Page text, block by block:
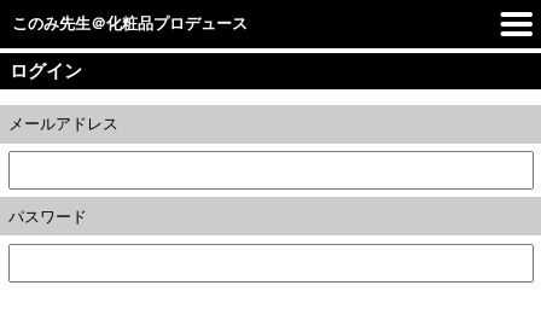
このみ先生＠化粧品プロデュース
ログイン
メールアドレス
パスワード